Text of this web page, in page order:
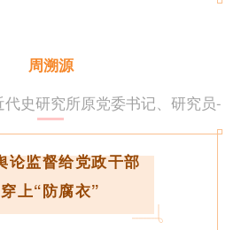
周溯源
史研究所原党委书记、研究员-
论监督给党政干部
穿上“防腐衣”